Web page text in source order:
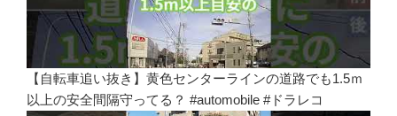
【自転車追い抜き】黄色センターラインの道路でも1.5ｍ
以上の安全間隔守ってる？ #automobile #ドラレコ